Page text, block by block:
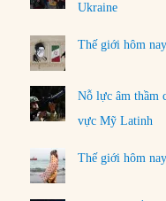
Ukraine
Thế giới hôm
Nỗ lực âm thầm
vực Mỹ Latinh
Thế giới hôm